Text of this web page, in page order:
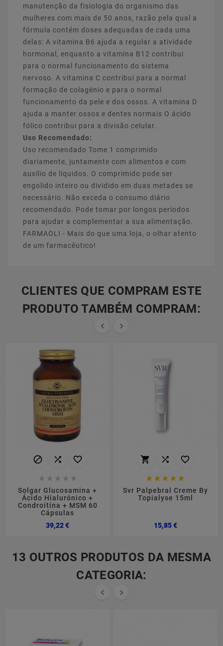
manutenção da fisiologia do organismo das
mulheres com mais de 50 anos, razão pela qual a
fórmula contém doses adequadas de cada uma
delas: A vitamina B6 ajuda a regular a atividade
hormonal, enquanto a vitamina B12 contribui
para o normal funcionamento do sistema
nervoso. A vitamina C contribui para a normal
formação de colagénio e para o normal
funcionamento da pele e dos ossos. A vitamina D
ajuda a manter ossos e dentes normais O ácido
fólico contribui para a divisão celular.
Uso Recomendado:
Uso recomendado Tome 1 comprimido
diariamente, juntamente com alimentos e com
auxílio de líquidos. O comprimido pode ser
engolido inteiro ou dividido em duas metades se
necessário. Não exceda o consumo diário
recomendado. Pode tomar por longos períodos
para ajudar a complementar a sua alimentação.
FARMAOLI - Mais do que uma loja, o olhar atento
de um farmacêutico!
CLIENTES QUE COMPRAM ESTE
PRODUTO TAMBÉM COMPRAM:
 
  
    
Solgar Glucosamina +
Ácido Hialurónico +
Condroitina + MSM 60
Cápsulas
39,22 €Preço
  
    
Svr Palpebral Creme By
Topialyse 15ml
15,85 €Preço
13 OUTROS PRODUTOS DA MESMA
CATEGORIA:
 